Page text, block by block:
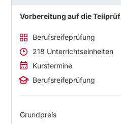
Vorbereitung auf die
Berufsreifeprüfung
218 Unterrichtseinheiten
Kurstermine
Berufsreifeprüfung
Grundpreis